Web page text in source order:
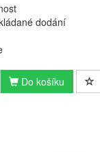
dodání
Do košíku